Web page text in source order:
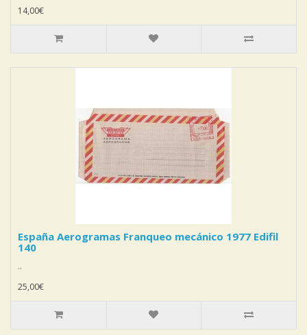
14,00€
España Aerogramas Franqueo mecánico 1977 Edifil
140
..
25,00€